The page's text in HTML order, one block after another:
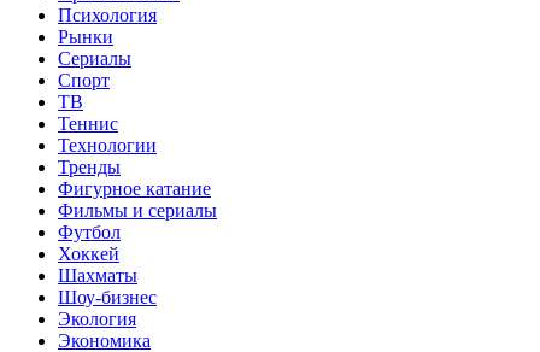
Психология
Рынки
Сериалы
Спорт
ТВ
Теннис
Технологии
Тренды
Фигурное катание
Фильмы и сериалы
Футбол
Хоккей
Шахматы
Шоу-бизнес
Экология
Экономика